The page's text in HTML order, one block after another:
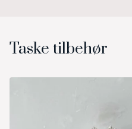
Taske tilbehør